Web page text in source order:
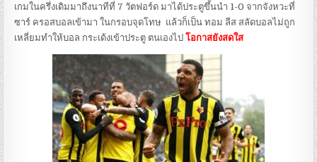
เกมในครึ่งเดิมมาถึงนาทีที่ 7 วัตฟอร์ด มาได้ประตูขึ้นนำ 1-0 จากจังหวะที่
ซาร์ ครอสบอลเข้ามา ในกรอบจุดโทษ แล้วก็เป็น ทอม ลีส สลัดบอลไม่ถูก
เหลี่ยมทำให้บอล กระเด้งเข้าประตู ตนเองไปโอกาสยังสดใส